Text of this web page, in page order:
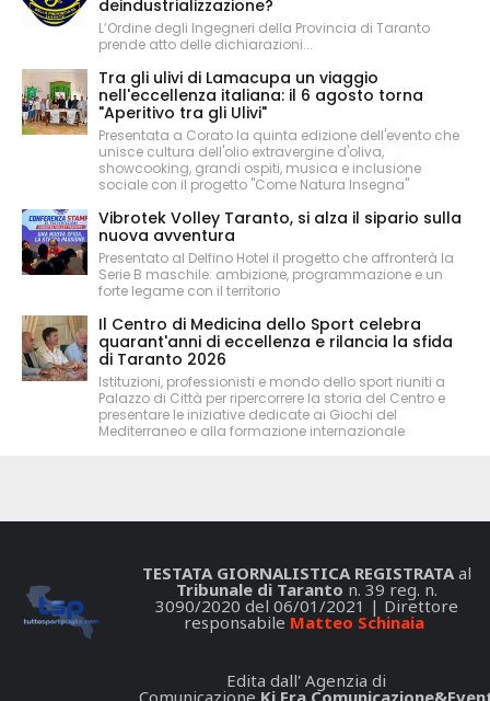
deindustrializzazione?
L’Ordine degli Ingegneri della Provincia di Taranto
prende atto delle dichiarazioni...
Tra gli ulivi di Lamacupa un viaggio
nell'eccellenza italiana: il 6 agosto torna
"Aperitivo tra gli Ulivi"
Presentata a Corato la quinta edizione dell'evento che
unisce cultura dell'olio extravergine d'oliva,
showcooking, grandi ospiti, musica e inclusione
sociale con il progetto "Come Natura Insegna"
Vibrotek Volley Taranto, si alza il sipario sulla
nuova avventura
Presentato al Delfino Hotel il progetto che affronterà la
Serie B maschile: ambizione, programmazione e un
forte legame con il territorio
Il Centro di Medicina dello Sport celebra
quarant'anni di eccellenza e rilancia la sfida
di Taranto 2026
Istituzioni, professionisti e mondo dello sport riuniti a
Palazzo di Città per ripercorrere la storia del Centro e
presentare le iniziative dedicate ai Giochi del
Mediterraneo e alla formazione internazionale
TESTATA GIORNALISTICA REGISTRATAal
Tribunale di Taranto n. 39 reg. n.
3090/2020 del 06/01/2021 | Direttore
responsabile Matteo Schinaia
Edita dall' Agenzia di
Comunicazione Ki.Fra